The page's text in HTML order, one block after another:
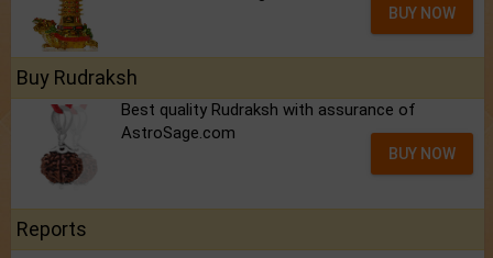
BUY NOW
Buy Rudraksh
Best quality Rudraksh with assurance of
AstroSage.com
BUY NOW
Reports